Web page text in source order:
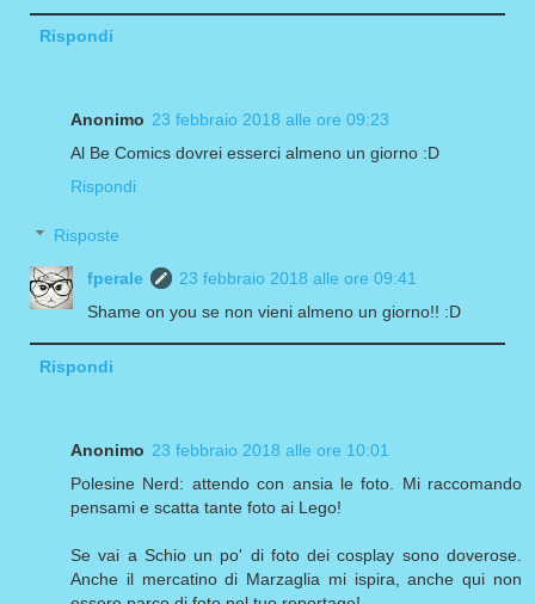
Rispondi
Anonimo 23 febbraio 2018 alle ore 09:23
Al Be Comics dovrei esserci almeno un giorno :D
Rispondi
Risposte
fperale
23 febbraio 2018 alle ore 09:41
Shame on you se non vieni almeno un giorno!! :D
Rispondi
Anonimo 23 febbraio 2018 alle ore 10:01
Polesine Nerd: attendo con ansia le foto. Mi raccomando
pensami e scatta tante foto ai Lego!
Se vai a Schio un po' di foto dei cosplay sono doverose.
Anche il mercatino di Marzaglia mi ispira, anche qui non